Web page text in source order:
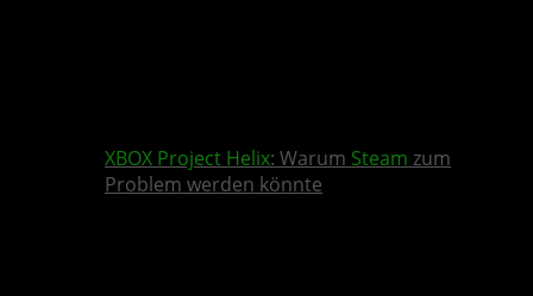
XBOX Project Helix: Warum Steam zum
Problem werden könnte